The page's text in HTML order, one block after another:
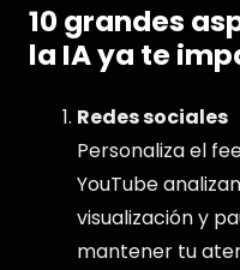
10 grandes
la IA ya te
Redes sociales
Personaliza el
YouTube
visualización y
mantener tu